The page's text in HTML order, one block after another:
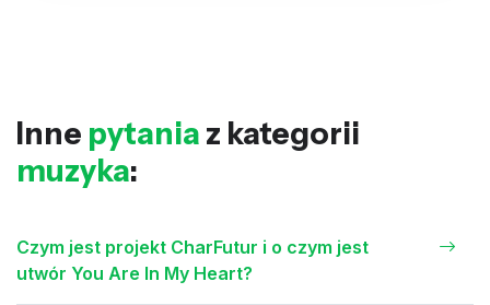
Inne pytania z kategorii
muzyka:
Czym jest projekt CharFutur i o czym jest
utwór You Are In My Heart?